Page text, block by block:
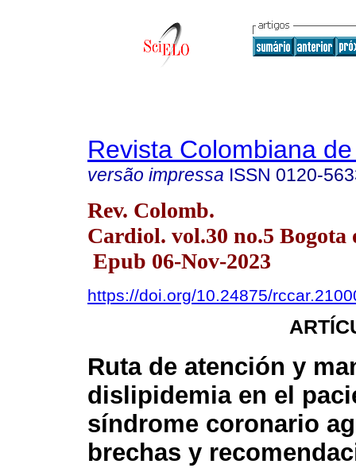
Revista Colombiana
versão impressa ISSN 0120-
Rev. Colomb.
Cardiol. vol.30 no.5 Bogota
Epub 06-Nov-2023
https://doi.org/10.24875/
Ruta de atención y
dislipidemia en el
síndrome coronario
brechas y